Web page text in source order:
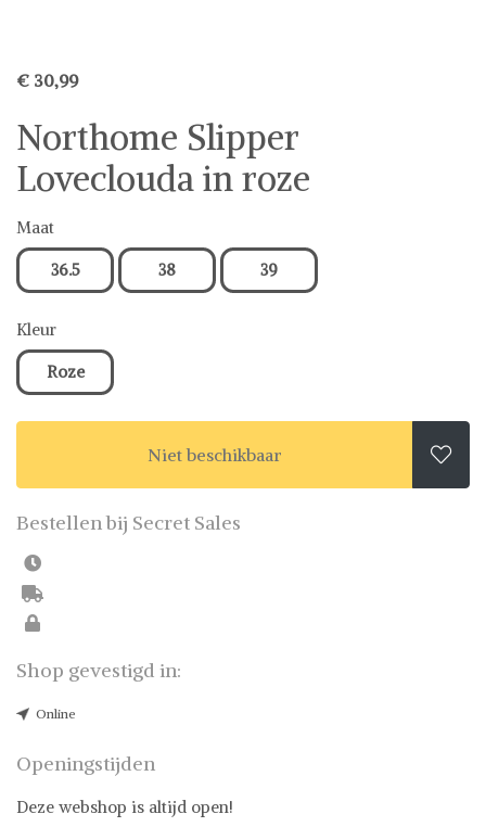
€ 30,99
Northome Slipper
Loveclouda in roze
Maat
36.5 38 39
Kleur
Roze
Niet beschikbaar 
Bestellen bij Secret Sales
Shop gevestigd in:
Online
Openingstijden
Deze webshop is altijd open!